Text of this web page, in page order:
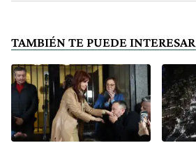
TAMBIÉN TE PUEDE INTERESAR